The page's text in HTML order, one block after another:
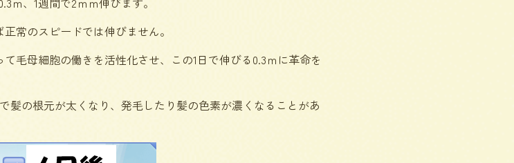
常のスピードでは伸びません。
毛母細胞の働きを活性化させ、この1日で伸びる0.3ｍに革命を
髪の根元が太くなり、発毛したり髪の色素が濃くなることがあ